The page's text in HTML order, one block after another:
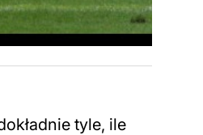
tyle, ile